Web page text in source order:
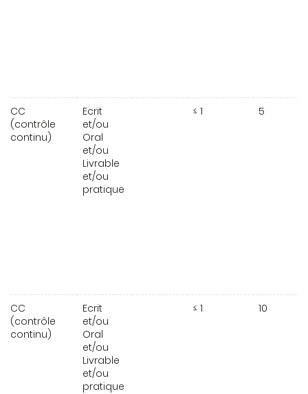
CC
(contrôle
continu)
Ecrit
et/ou
Oral
et/ou
Livrable
et/ou
pratique
≤ 1 5
CC
(contrôle
continu)
Ecrit
et/ou
Oral
et/ou
Livrable
et/ou
pratique
≤ 1 10